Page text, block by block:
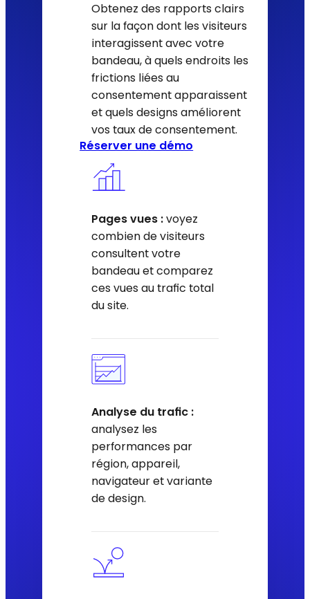
Obtenez des rapports clairs
sur la façon dont les visiteurs
interagissent avec votre
bandeau, à quels endroits les
frictions liées au
consentement apparaissent
et quels designs améliorent
vos taux de consentement.
Réserver une démo
Pages vues :voyez
combien de visiteurs
consultent votre
bandeau et comparez
ces vues au trafic total
du site.
Analyse du trafic :
analysez les
performances par
région, appareil,
navigateur et variante
de design.